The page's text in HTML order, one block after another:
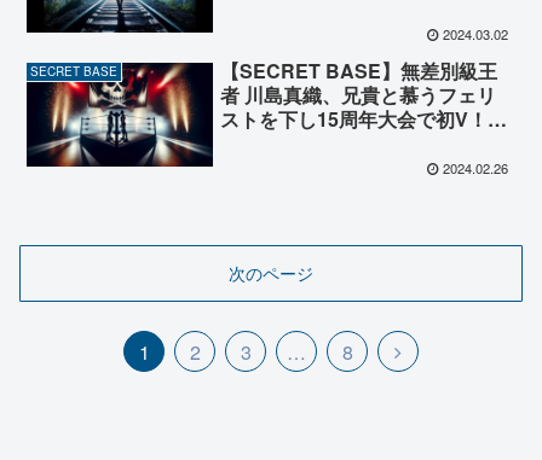
2024.03.02
SECRET BASE
【SECRET BASE】無差別級王
者 川島真織、兄貴と慕うフェリ
ストを下し15周年大会で初V！次
2024.02.26
次のページ
1 2 3 … 8
次